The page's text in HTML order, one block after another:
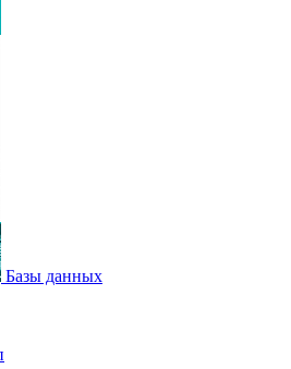
Базы данных